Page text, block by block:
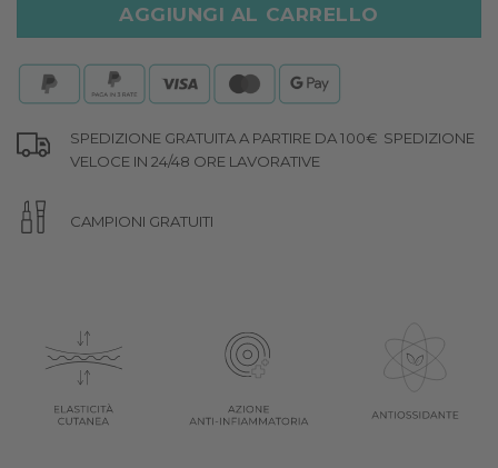
AGGIUNGI AL CARRELLO
SPEDIZIONE GRATUITA A PARTIRE DA 100€ SPEDIZIONE
VELOCE IN 24/48 ORE LAVORATIVE
CAMPIONI GRATUITI